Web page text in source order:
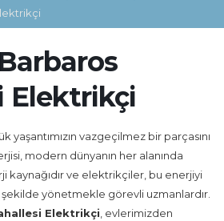
Elektrikçi
yaşantımızın vazgeçilmez bir parçasını
modern dünyanın her alanında
kaynağıdır ve elektrikçiler, bu enerjiyi
yönetmekle görevli uzmanlardır.
Elektrikçi , evlerimizden